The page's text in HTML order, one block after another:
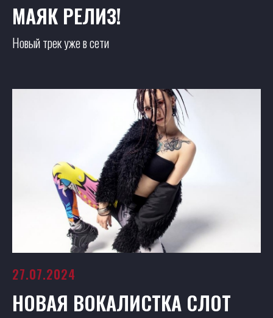
МАЯК РЕЛИЗ!
Новый трек уже в сети
27.07.2024
НОВАЯ ВОКАЛИСТКА СЛОТ